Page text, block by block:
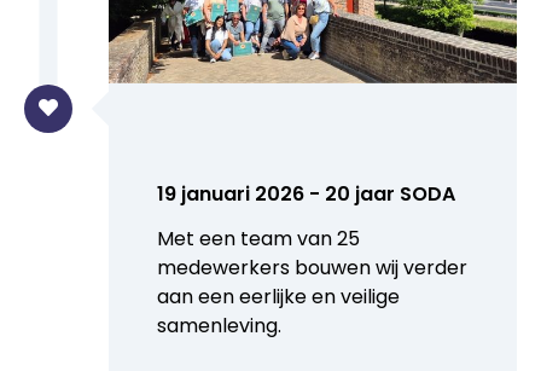
19 januari 2026 - 20 jaar SODA
Met een team van 25
medewerkers bouwen wij verder
aan een eerlijke en veilige
samenleving.